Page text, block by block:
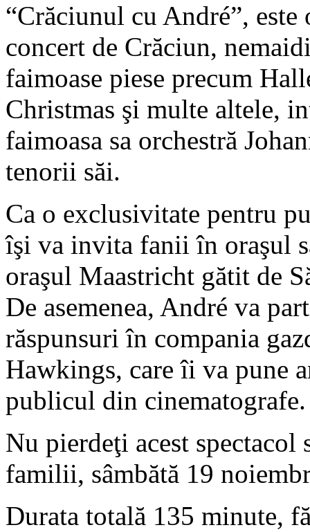
“Crăciunul cu André”,
concert de Crăciun,
faimoase piese precum
Christmas şi multe altele,
faimoasa sa orchestră
tenorii săi.
Ca o exclusivitate pentru
îşi va invita fanii în oraşul
oraşul Maastricht gătit de
De asemenea, André va
răspunsuri în compania
Hawkings, care îi va pune
publicul din cinematografe.
Nu pierdeţi acest
familii, sâmbătă 19
Durata totală 135 minute,